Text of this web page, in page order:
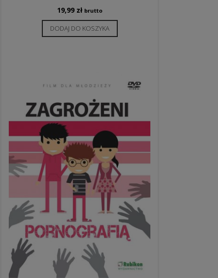
19,99 zł brutto
DODAJ DO KOSZYKA